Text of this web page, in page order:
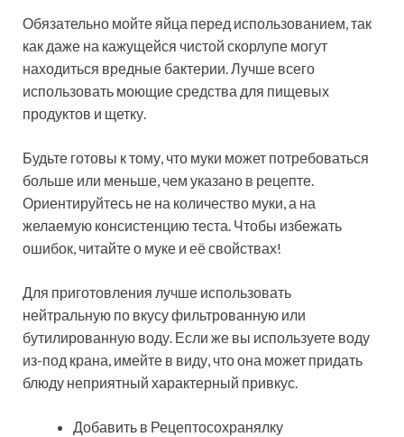
Обязательно мойте яйца перед использованием, так
как даже на кажущейся чистой скорлупе могут
находиться вредные бактерии. Лучше всего
использовать моющие средства для пищевых
продуктов и щетку.
Будьте готовы к тому, что муки может потребоваться
больше или меньше, чем указано в рецепте.
Ориентируйтесь не на количество муки, а на
желаемую консистенцию теста. Чтобы избежать
ошибок, читайте о муке и её свойствах!
Для приготовления лучше использовать
нейтральную по вкусу фильтрованную или
бутилированную воду. Если же вы используете воду
из-под крана, имейте в виду, что она может придать
блюду неприятный характерный привкус.
Добавить в Рецептосохранялку